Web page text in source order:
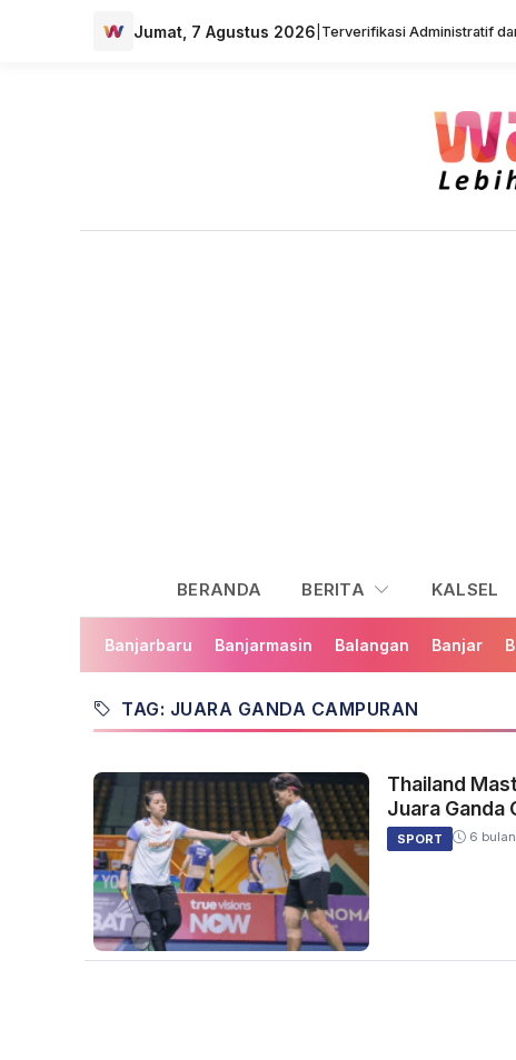
Jumat, 7 Agustus 2026 Terverifikasi Administratif
BERANDA BERITA KALSEL
Banjarbaru Banjarmasin Balangan Banjar
TAG: JUARA GANDA CAMPURAN
Thailand
Juara Ganda
SPORT 6